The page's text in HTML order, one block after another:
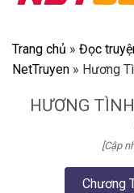
Trang chủ » Đọc
NetTruyen » Hương
HƯƠNG
[Cập
Chương